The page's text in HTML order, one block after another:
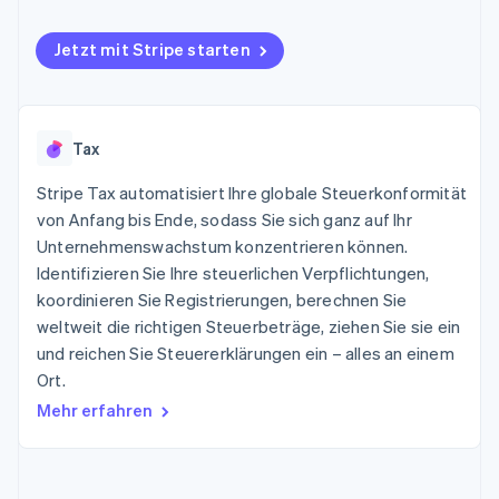
125
Terminal
Authorization
Optimierung der
Link
Beschleunigter
Bezahlvorgang
Financial
Connections
Verbundene
Mehr
Ausblick
Plattformen
SaaS
KI-Unternehmen
Creator Economy
Gaming
Bewirtung, Reisen und
Freizeit
Versicherungen
Medien und
Unterhaltung
Gemeinnützige
Öffentlicher Sektor
Grundlagen der
Abonnementverwaltung
geht´s
Bereitstellung und
Verwaltung von
Diensten mit Agenten
Ressourcen
Code-Beispiele
API-Status
Produkt-Roadmap
Stripe Sessions
Karriere
Stripe Press
Kontakt
Sales-Team
kontaktieren
Partner werden
Jetzt mit Stripe starten
Tax
Stripe Tax automatisiert Ihre globale Steuerkonformität
von Anfang bis Ende, sodass Sie sich ganz auf Ihr
Unternehmenswachstum konzentrieren können.
Identifizieren Sie Ihre steuerlichen Verpflichtungen,
koordinieren Sie Registrierungen, berechnen Sie
weltweit die richtigen Steuerbeträge, ziehen Sie sie ein
und reichen Sie Steuererklärungen ein – alles an einem
Ort.
Mehr erfahren